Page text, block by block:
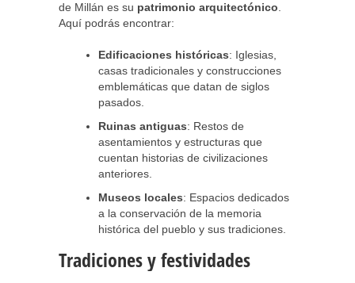
de Millán es su patrimonio arquitectónico
Aquí podrás encontrar:
Edificaciones históricas: Iglesias,
casas tradicionales y construcciones
emblemáticas que datan de siglos
pasados.
Ruinas antiguas: Restos de
asentamientos y estructuras que
cuentan historias de civilizaciones
anteriores.
Museos locales: Espacios dedicados
a la conservación de la memoria
histórica del pueblo y sus tradiciones.
Tradiciones y festividades